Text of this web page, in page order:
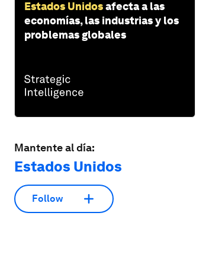
Estados Unidosafecta a las
economías, las industrias y los
problemas globales
Mantente al día:
Estados Unidos
Follow